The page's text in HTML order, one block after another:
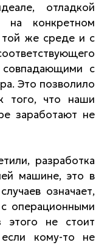
отладкой
на конкретном
той же среде и с
совпадающими с
Это позволило
того, что наши
заработают не
разработка
машине, это в
означает,
операционными
этого не стоит
кому-то не